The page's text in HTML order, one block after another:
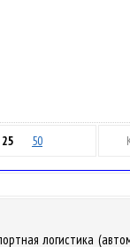
25 50
логистика